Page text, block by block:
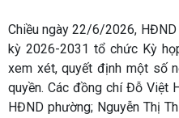
Chiều ngày 22/6/2026,
kỳ 2026-2031 tổ chức Kỳ
xem xét, quyết định một số
quyền. Các đồng chí Đỗ Việt
HĐND phường; Nguyễn Thị